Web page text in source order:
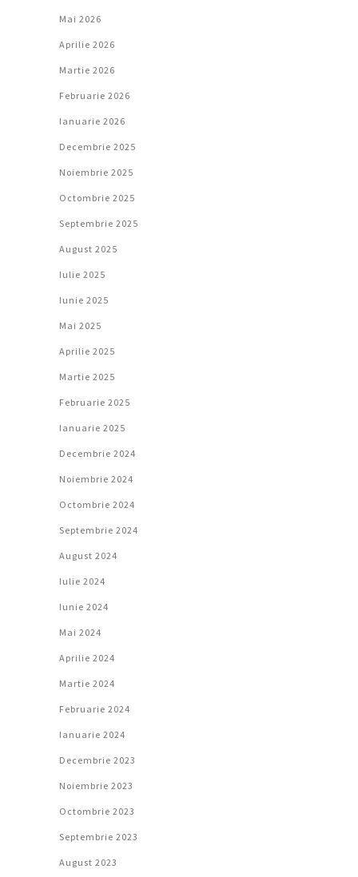
Mai 2026
Aprilie 2026
Martie 2026
Februarie 2026
Ianuarie 2026
Decembrie 2025
Noiembrie 2025
Octombrie 2025
Septembrie 2025
August 2025
Iulie 2025
Iunie 2025
Mai 2025
Aprilie 2025
Martie 2025
Februarie 2025
Ianuarie 2025
Decembrie 2024
Noiembrie 2024
Octombrie 2024
Septembrie 2024
August 2024
Iulie 2024
Iunie 2024
Mai 2024
Aprilie 2024
Martie 2024
Februarie 2024
Ianuarie 2024
Decembrie 2023
Noiembrie 2023
Octombrie 2023
Septembrie 2023
August 2023